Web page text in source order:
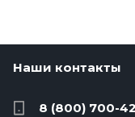
Наши контакты
8 (800) 700-